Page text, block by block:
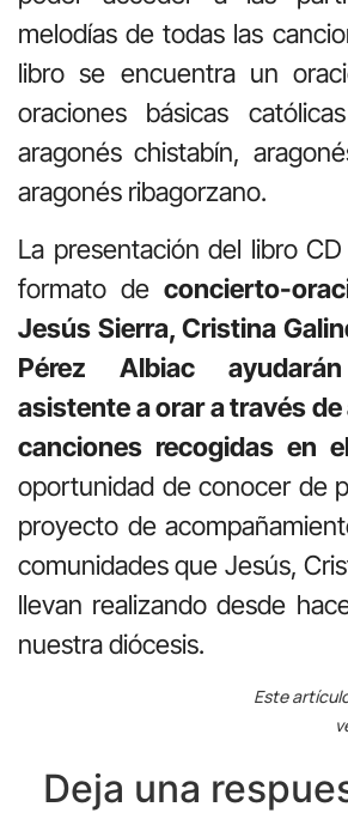
melodías de todas las
libro se encuentra un
oraciones básicas
aragonés chistabín,
aragonés ribagorzano.
La presentación del libro
formato de concierto-
Jesús Sierra, Cristina
Pérez Albiac
asistente a orar a través
canciones recogidas en
oportunidad de conocer de
proyecto de
comunidades que Jesús,
llevan realizando desde
nuestra diócesis.
Este
Deja una